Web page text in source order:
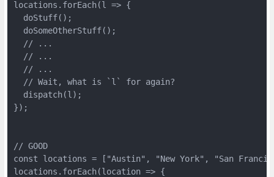
locations.forEach(l => {
  doStuff();
  doSomeOtherStuff();
  // ...
  // ...
  // ...
  // Wait, what is `l` for again?
  dispatch(l);
});
// GOOD
const locations = ["Austin", "New York", "San
locations.forEach(location => {